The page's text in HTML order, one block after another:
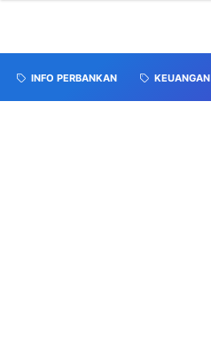
INFO PERBANKAN KEUANGAN